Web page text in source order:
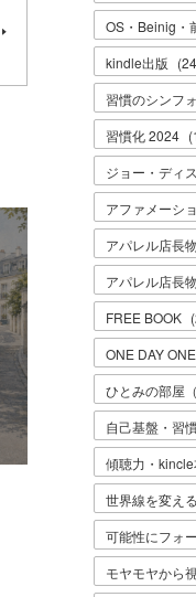
OS・Beinig・
kindle出版 (24
習慣のシンフ
習慣化 2024 (
ジョー・ディ
アファメーシ
アパレル店長
アパレル店長
FREE BOOK (
ONE DAY
ひとみの部屋
自己基盤・習
傾聴力・
世界線を変える
可能性にフォ
モヤモヤから